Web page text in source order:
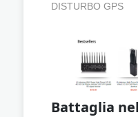
DISTURBO GPS
Battaglia